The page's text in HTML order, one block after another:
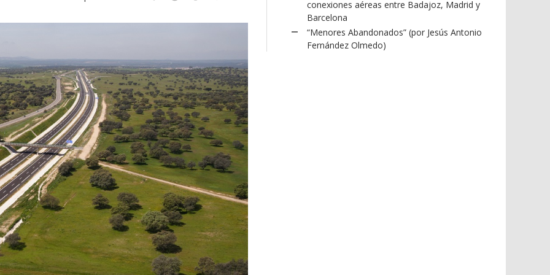
conexiones aéreas entre Badajoz, Madrid y
Barcelona
“Menores Abandonados” (por Jesús Antonio
Fernández Olmedo)